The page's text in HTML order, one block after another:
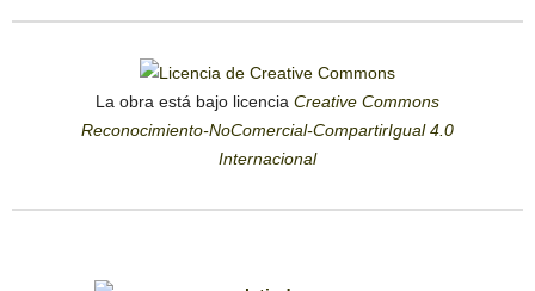
La obra está bajo licencia Creative Commons
Reconocimiento-NoComercial-CompartirIgual 4.0
Internacional